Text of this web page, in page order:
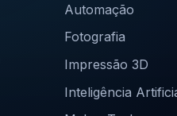
Automação
Fotografia
Impressão 3D
Inteligência